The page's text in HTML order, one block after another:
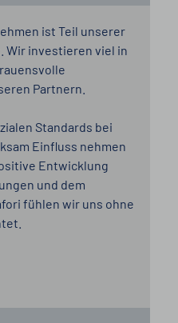
ist Teil unserer
Wir investieren viel in
Partnern.
Standards bei
Einfluss nehmen
Entwicklung
und dem
fühlen wir uns ohne